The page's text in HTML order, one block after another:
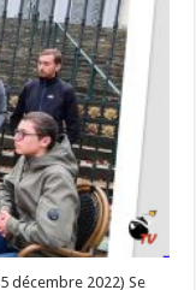
décembre 2022) Se